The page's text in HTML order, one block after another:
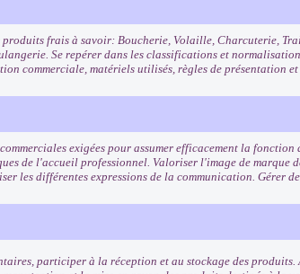
produits frais à savoir: Boucherie, Volaille, Charcuterie,
Se repérer dans les classifications et
commerciale, matériels utilisés, règles de présentation
exigées pour assumer efficacement la fonction
de l'accueil professionnel. Valoriser l'image de marque
les différentes expressions de la communication. Gérer
participer à la réception et au stockage des